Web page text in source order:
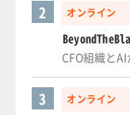
オンライン
2
CFO組織と
オンライン
3